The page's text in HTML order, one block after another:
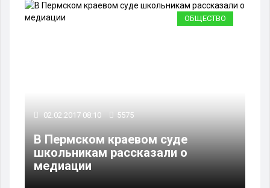
ОБЩЕСТВО
02.02.2017 08:10 5575
В Пермском краевом суде
школьникам рассказали о
медиации